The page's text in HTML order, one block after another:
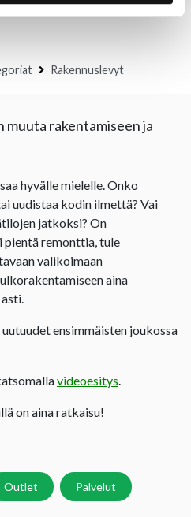
Rakennuslevyt
muuta rakentamiseen ja
hyvälle mielelle. Onko
uudistaa kodin ilmettä? Vai
jatkoksi? On
pientä remonttia, tule
valikoimaan
aina
ensimmäisten joukossa
videoesitys
on aina ratkaisu!
Outlet Palvelut